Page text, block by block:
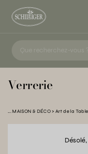
Verrerie
MAISON & DÉCO Art de la Table